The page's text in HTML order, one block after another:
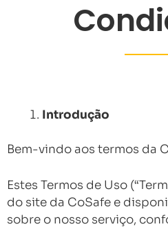
Introdução
Bem-vindo aos termos da
Estes Termos de Uso
do site da CoSafe e
sobre o nosso serviço,